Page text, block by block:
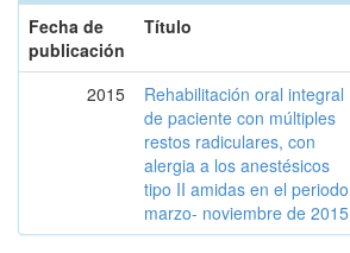
Fecha de
publicación
Título
2015
Rehabilitación oral integral
de paciente con múltiples
restos radiculares, con
alergia a los anestésicos
tipo II amidas en el periodo
marzo- noviembre de 2015